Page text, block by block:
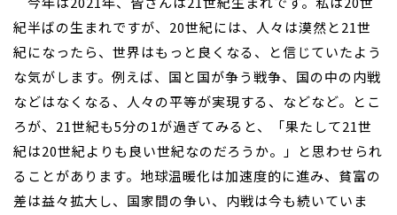
紀半ばの生まれですが、20世紀には、人々は漠然と21世
紀になったら、世界はもっと良くなる、と信じていたよう
な気がします。例えば、国と国が争う戦争、国の中の内戦
などはなくなる、人々の平等が実現する、などなど。とこ
ろが、21世紀も5分の1が過ぎてみると、「果たして21世
紀は20世紀よりも良い世紀なのだろうか。」と思わせられ
ることがあります。地球温暖化は加速度的に進み、貧富の
差は益々拡大し、国家間の争い、内戦は今も続いていま